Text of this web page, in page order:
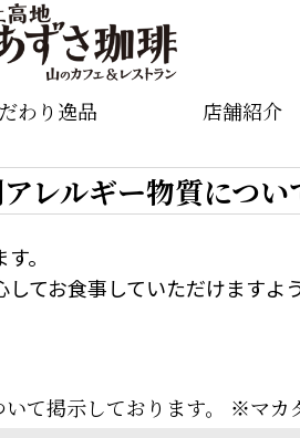
わり逸品 店舗紹介
レルギー物質につい
。
てお食事していただけますよ
て掲示しております。 ※マカ